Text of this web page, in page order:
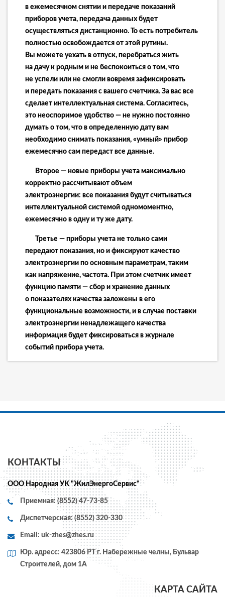
в ежемесячном снятии и передаче показаний
приборов учета, передача данных будет
осуществляться дистанционно.
То есть потребитель
полностью освобождается от этой рутины.
Вы можете уехать в отпуск, перебраться жить
на дачу к родным и не беспокоиться о том, что
не успели или не смогли вовремя зафиксировать
и передать показания с вашего счетчика. За вас все
сделает интеллектуальная система. Согласитесь,
это неоспоримое удобство — не нужно постоянно
думать о том, что в определенную дату вам
необходимо снимать показания, «умный» прибор
ежемесячно сам передаст все данные.
Второе — новые приборы учета максимально
корректно рассчитывают объем
электроэнергии: все показания будут считываться
интеллектуальной системой одномоментно,
ежемесячно в одну и ту же дату.
Третье — приборы учета не только сами
передают показания, но и фиксируют качество
электроэнергии по основным параметрам, таким
как напряжение, частота. При этом счетчик имеет
функцию памяти — сбор и хранение данных
о показателях качества заложены в его
функциональные возможности, и в случае поставки
электроэнергии ненадлежащего качества
информация будет фиксироваться в журнале
событий прибора учета.
КОНТАКТЫ
ООО Народная УК "ЖилЭнергоСервис"
Приемная: (8552) 47-73-85
Диспетчерская: (8552) 320-330
Email: uk-zhes@zhes.ru
Юр. адресс: 423806 РТ г. Набережные челны, Бульвар
Строителей, дом 1А
КАРТА САЙТА